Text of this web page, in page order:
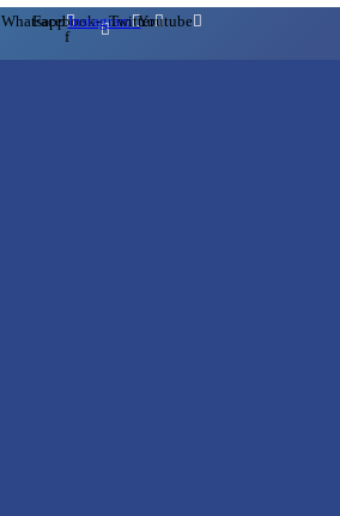
WhatsappFacebook-
f
InstagramTwitterYoutube